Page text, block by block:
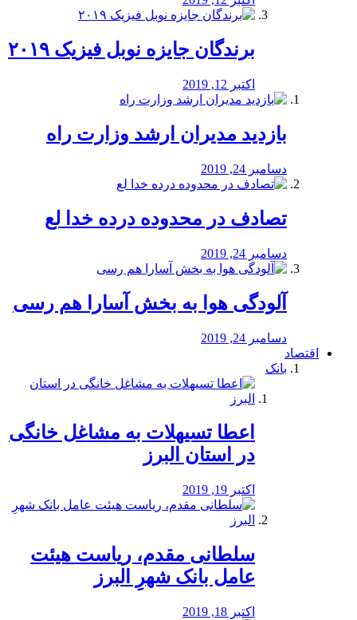
برندگان جایزه نوبل فیزیک ۲۰۱۹
اکتبر 12, 2019
بازدید مدیران ارشد وزارت راه
دسامبر 24, 2019
تصادف در محدوده درده خدا لع
دسامبر 24, 2019
آلودگی هوا به بخش آسارا هم رسی
دسامبر 24, 2019
اقتصاد
بانک
️اعطا تسیهلات به مشاغل خانگی
در استان البرز
اکتبر 19, 2019
سلطانی مقدم، ریاست هیئت
عامل بانک شهرِ البرز
اکتبر 18, 2019